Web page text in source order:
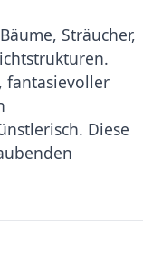
Sträucher,
fantasievoller
Diese